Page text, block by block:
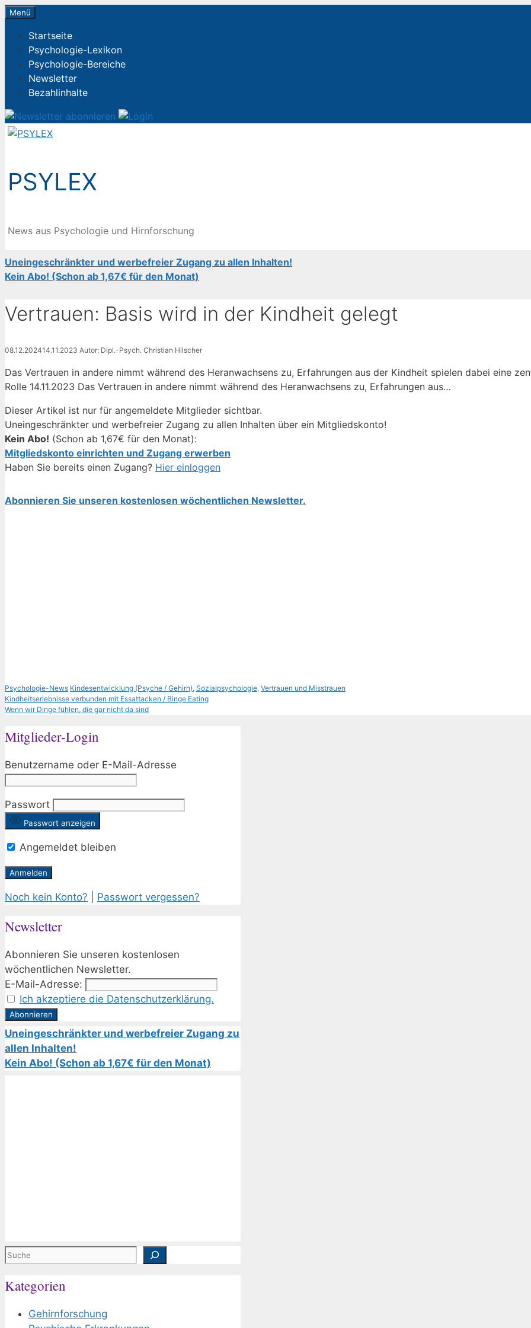
Zum
springen
Menü
Startseite
Psychologie-Lexikon
Psychologie-Bereiche
Newsletter
Bezahlinhalte
PSYLEX
News aus Psychologie und Hirnforschung
Uneingeschränkter und werbefreier Zugang zu allen Inhalten!
Kein Abo! (Schon ab 1,67€ für den Monat)
Vertrauen: Basis wird in der Kindheit gelegt
08.12.202414.11.2023 Autor: Dipl.-Psych. Christian Hilscher
Das Vertrauen in andere nimmt während des Heranwachsens zu, Erfahrungen aus der Kindheit spielen dabei eine
Rolle 14.11.2023 Das Vertrauen in andere nimmt während des Heranwachsens zu, Erfahrungen aus…
Dieser Artikel ist nur für angemeldete Mitglieder sichtbar.
Uneingeschränkter und werbefreier Zugang zu allen Inhalten über ein Mitgliedskonto!
Kein Abo! (Schon ab 1,67€ für den Monat):
Mitgliedskonto einrichten und Zugang erwerben
Haben Sie bereits einen Zugang? Hier einloggen
Abonnieren Sie unseren kostenlosen wöchentlichen Newsletter.
Kategorien
Psychologie-News Schlagwörter
Kindesentwicklung (Psyche / Gehirn) Sozialpsychologie Vertrauen und Misstrauen
Kindheitserlebnisse verbunden mit Essattacken / Binge Eating
Wenn wir Dinge fühlen, die gar nicht da sind
Mitglieder-Login
Benutzername oder E-Mail-Adresse
Passwort
Passwort anzeigen
Angemeldet bleiben
Noch kein Konto? Passwort vergessen?
Newsletter
Abonnieren Sie unseren kostenlosen
wöchentlichen Newsletter.
E-Mail-Adresse:
Ich akzeptiere die Datenschutzerklärung.
Uneingeschränkter und werbefreier Zugang zu
allen Inhalten!
Kein Abo! (Schon ab 1,67€ für den Monat)
Suchen
Kategorien
Gehirnforschung